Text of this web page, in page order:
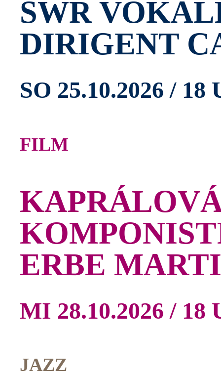
SWR
DIRIGENT
SO 25.10.2026 / 18
FILM
ERBE
MI 28.10.2026 / 18
JAZZ